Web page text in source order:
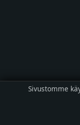
Sivustomme